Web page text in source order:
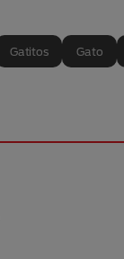
Gatitos Gato